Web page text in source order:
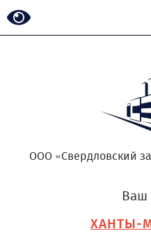
ООО «Свердловский
Ваш
ХАНТЫ-